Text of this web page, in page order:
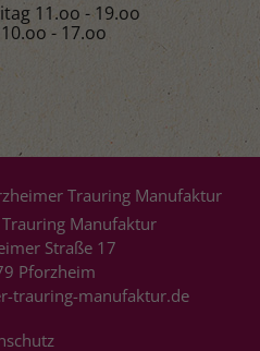
11.oo - 19.oo
- 17.oo
Trauring Manufaktur
Manufaktur
Straße 17
Pforzheim
trauring-manufaktur.de